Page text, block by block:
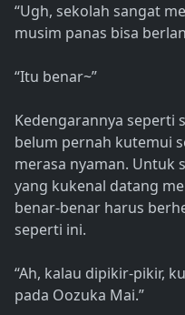
“Ugh, sekolah sangat
musim panas bisa
“Itu benar~”
Kedengarannya seperti
belum pernah kutemui
merasa nyaman. Untuk
yang kukenal datang
benar-benar harus
seperti ini.
“Ah, kalau dipikir-pikir,
pada Oozuka Mai.”